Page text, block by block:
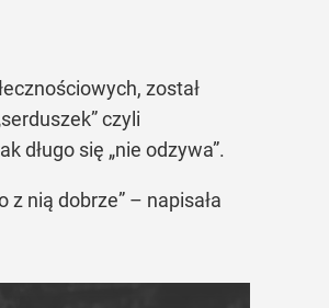
został
czyli
długo się „nie odzywa”.
nią dobrze” – napisała